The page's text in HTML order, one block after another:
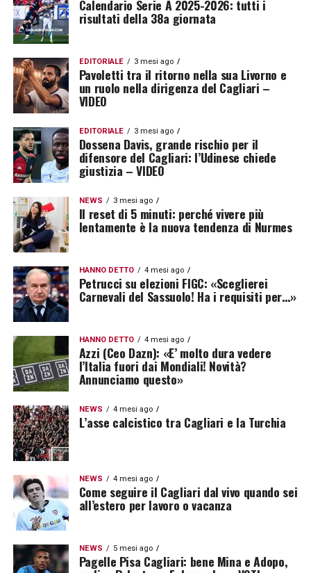
Calendario Serie A 2025-2026: tutti i
risultati della 38a giornata
EDITORIALE 3 mesi ago
Pavoletti tra il ritorno nella sua Livorno e
un ruolo nella dirigenza del Cagliari –
VIDEO
EDITORIALE 3 mesi ago
Dossena Davis, grande rischio per il
difensore del Cagliari: l’Udinese chiede
giustizia – VIDEO
NEWS 3 mesi ago
Il reset di 5 minuti: perché vivere più
lentamente è la nuova tendenza di Nurmes
HANNO DETTO 4 mesi ago
Petrucci su elezioni FIGC: «Sceglierei
Carnevali del Sassuolo! Ha i requisiti per…»
HANNO DETTO 4 mesi ago
Azzi (Ceo Dazn): «E’ molto dura vedere
l’Italia fuori dai Mondiali! Novità?
Annunciamo questo»
NEWS 4 mesi ago
L’asse calcistico tra Cagliari e la Turchia
NEWS 4 mesi ago
Come seguire il Cagliari dal vivo quando sei
all’estero per lavoro o vacanza
NEWS 5 mesi ago
Pagelle Pisa Cagliari: bene Mina e Adopo,